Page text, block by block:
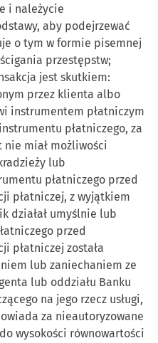
i należycie
aby podejrzewać
o tym w formie pisemnej
przestępstw;
jest skutkiem:
przez klienta albo
instrumentem płatniczym
płatniczego, za
miał możliwości
lub
płatniczego przed
płatniczej, z wyjątkiem
działał umyślnie lub
przed
płatniczej została
lub zaniechaniem ze
lub oddziału Banku
na jego rzecz usługi,
za nieautoryzowane
wysokości równowartości